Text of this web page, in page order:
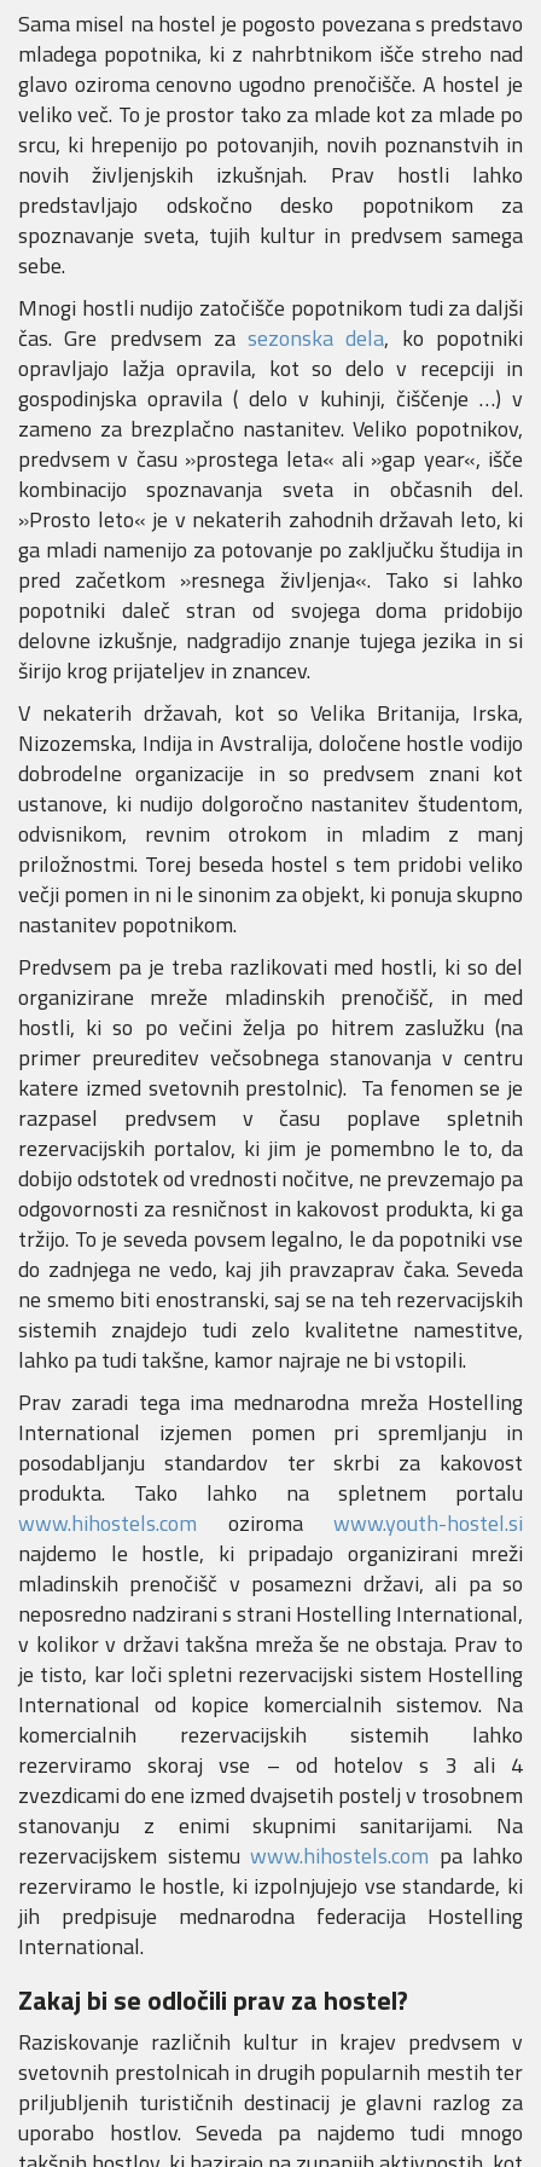
Sama misel na hostel je pogosto povezana s predstavo
mladega popotnika, ki z nahrbtnikom išče streho nad
glavo oziroma cenovno ugodno prenočišče. A hostel je
veliko več. To je prostor tako za mlade kot za mlade po
srcu, ki hrepenijo po potovanjih, novih poznanstvih in
novih življenjskih izkušnjah. Prav hostli lahko
predstavljajo odskočno desko popotnikom za
spoznavanje sveta, tujih kultur in predvsem samega
sebe.
Mnogi hostli nudijo zatočišče popotnikom tudi za daljši
čas. Gre predvsem zasezonska dela, ko popotniki
opravljajo lažja opravila, kot so delo v recepciji in
gospodinjska opravila ( delo v kuhinji, čiščenje …) v
zameno za brezplačno nastanitev. Veliko popotnikov,
predvsem v času »prostega leta« ali »gap year«, išče
kombinacijo spoznavanja sveta in občasnih del.
»Prosto leto« je v nekaterih zahodnih državah leto, ki
ga mladi namenijo za potovanje po zaključku študija in
pred začetkom »resnega življenja«. Tako si lahko
popotniki daleč stran od svojega doma pridobijo
delovne izkušnje, nadgradijo znanje tujega jezika in si
širijo krog prijateljev in znancev.
V nekaterih državah, kot so Velika Britanija, Irska,
Nizozemska, Indija in Avstralija, določene hostle vodijo
dobrodelne organizacije in so predvsem znani kot
ustanove, ki nudijo dolgoročno nastanitev študentom,
odvisnikom, revnim otrokom in mladim z manj
priložnostmi. Torej beseda hostel s tem pridobi veliko
večji pomen in ni le sinonim za objekt, ki ponuja skupno
nastanitev popotnikom.
Predvsem pa je treba razlikovati med hostli, ki so del
organizirane mreže mladinskih prenočišč, in med
hostli, ki so po večini želja po hitrem zaslužku (na
primer preureditev večsobnega stanovanja v centru
katere izmed svetovnih prestolnic). Ta fenomen se je
razpasel predvsem v času poplave spletnih
rezervacijskih portalov, ki jim je pomembno le to, da
dobijo odstotek od vrednosti nočitve, ne prevzemajo pa
odgovornosti za resničnost in kakovost produkta, ki ga
tržijo. To je seveda povsem legalno, le da popotniki vse
do zadnjega ne vedo, kaj jih pravzaprav čaka. Seveda
ne smemo biti enostranski, saj se na teh rezervacijskih
sistemih znajdejo tudi zelo kvalitetne namestitve,
lahko pa tudi takšne, kamor najraje ne bi vstopili.
Prav zaradi tega ima mednarodna mreža Hostelling
International izjemen pomen pri spremljanju in
posodabljanju standardov ter skrbi za kakovost
produkta. Tako lahko na spletnem portalu
www.hihostels.com oziroma www.youth-hostel.si
najdemo le hostle, ki pripadajo organizirani mreži
mladinskih prenočišč v posamezni državi, ali pa so
neposredno nadzirani s strani Hostelling International,
v kolikor v državi takšna mreža še ne obstaja. Prav to
je tisto, kar loči spletni rezervacijski sistem Hostelling
International od kopice komercialnih sistemov. Na
komercialnih rezervacijskih sistemih lahko
rezerviramo skoraj vse – od hotelov s 3 ali 4
zvezdicami do ene izmed dvajsetih postelj v trosobnem
stanovanju z enimi skupnimi sanitarijami. Na
rezervacijskem sistemu www.hihostels.com pa lahko
rezerviramo le hostle, ki izpolnjujejo vse standarde, ki
jih predpisuje mednarodna federacija Hostelling
International.
Zakaj bi se odločili prav za hostel?
Raziskovanje različnih kultur in krajev predvsem v
svetovnih prestolnicah in drugih popularnih mestih ter
priljubljenih turističnih destinacij je glavni razlog za
uporabo hostlov. Seveda pa najdemo tudi mnogo